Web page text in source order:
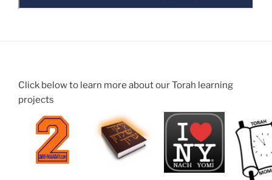
Click below to learn more about our Torah learning
projects